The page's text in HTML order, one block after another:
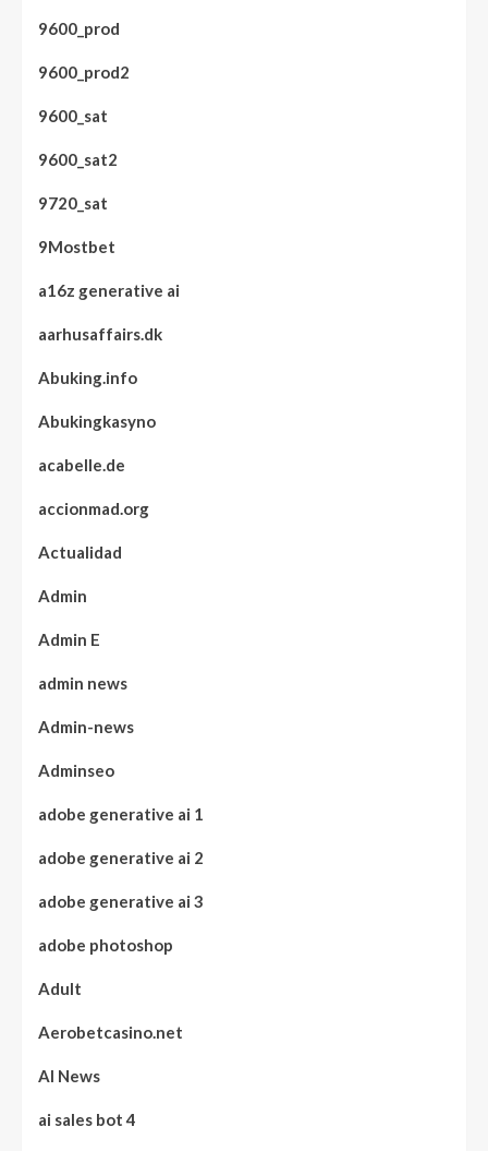
9600_prod
9600_prod2
9600_sat
9600_sat2
9720_sat
9Mostbet
a16z generative ai
aarhusaffairs.dk
Abuking.info
Abukingkasyno
acabelle.de
accionmad.org
Actualidad
Admin
Admin E
admin news
Admin-news
Adminseo
adobe generative ai 1
adobe generative ai 2
adobe generative ai 3
adobe photoshop
Adult
Aerobetcasino.net
AI News
ai sales bot 4